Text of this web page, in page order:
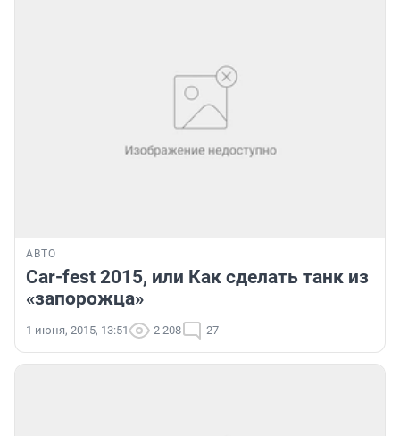
АВТО
Car-fest 2015, или Как сделать танк из
«запорожца»
1 июня, 2015, 13:51 2 208 27